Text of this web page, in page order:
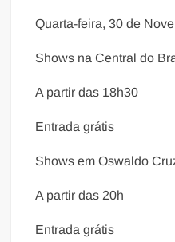
Quarta-feira, 30 de
Shows na Central do
A partir das 18h30
Entrada grátis
Shows em Oswaldo
A partir das 20h
Entrada grátis